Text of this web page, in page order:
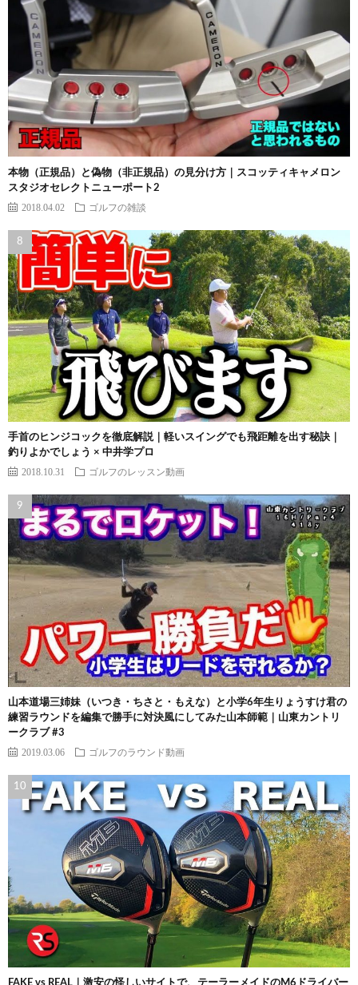
本物（正規品）と偽物（非正規品）の見分け方｜スコッティキャメロン
スタジオセレクトニューポート2
2018.04.02 ゴルフの雑談
手首のヒンジコックを徹底解説｜軽いスイングでも飛距離を出す秘訣｜
釣りよかでしょう × 中井学プロ
2018.10.31 ゴルフのレッスン動画
山本道場三姉妹（いつき・ちさと・もえな）と小学6年生りょうすけ君の
練習ラウンドを編集で勝手に対決風にしてみた山本師範｜山東カントリ
ークラブ #3
2019.03.06 ゴルフのラウンド動画
FAKE vs REAL｜激安の怪しいサイトで、テーラーメイドのM6ドライバー